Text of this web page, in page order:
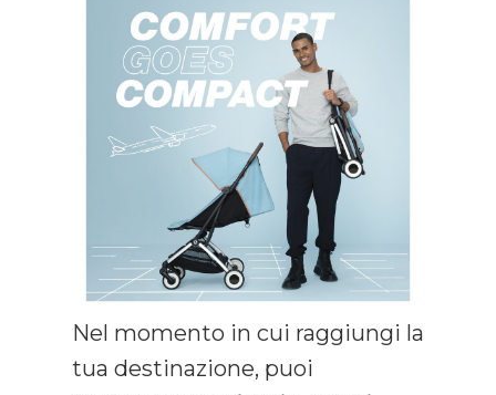
Nel momento in cui raggiungi la
tua destinazione, puoi